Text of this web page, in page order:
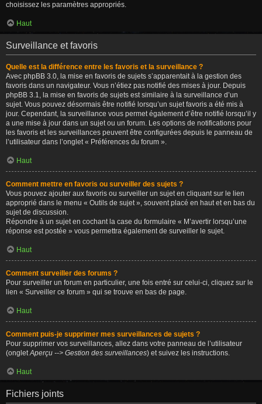
choisissez les paramètres appropriés.
Haut
Surveillance et favoris
Quelle est la différence entre les favoris et la surveillance ?
Avec phpBB 3.0, la mise en favoris de sujets s’apparentait à la gestion des
favoris dans un navigateur. Vous n’étiez pas notifié des mises à jour. Depuis
phpBB 3.1, la mise en favoris de sujets est similaire à la surveillance d’un
sujet. Vous pouvez désormais être notifié lorsqu’un sujet favoris a été mis à
jour. Cependant, la surveillance vous permet également d’être notifié lorsqu’il y
a une mise à jour dans un sujet ou un forum. Les options de notifications pour
les favoris et les surveillances peuvent être configurées depuis le panneau de
l’utilisateur dans l’onglet « Préférences du forum ».
Haut
Comment mettre en favoris ou surveiller des sujets ?
Vous pouvez ajouter aux favoris ou surveiller un sujet en cliquant sur le lien
approprié dans le menu « Outils de sujet », souvent placé en haut et en bas du
sujet de discussion.
Répondre à un sujet en cochant la case du formulaire « M’avertir lorsqu’une
réponse est postée » vous permettra également de surveiller le sujet.
Haut
Comment surveiller des forums ?
Pour surveiller un forum en particulier, une fois entré sur celui-ci, cliquez sur le
lien « Surveiller ce forum » qui se trouve en bas de page.
Haut
Comment puis-je supprimer mes surveillances de sujets ?
Pour supprimer vos surveillances, allez dans votre panneau de l’utilisateur
(ongletAperçu --> Gestion des surveillances) et suivez les instructions.
Haut
Fichiers joints